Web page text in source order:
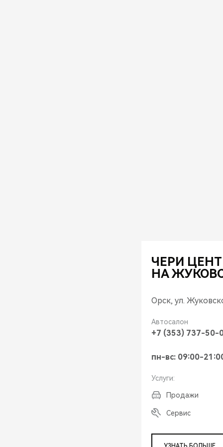
ЧЕРИ
НА
Орск, ул.
Автосалон
+7 (353) 737-50-
пн-вс: 09:00-
Услуги:
Продажи
Сервис